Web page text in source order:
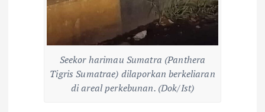
Seekor harimau Sumatra (Panthera
Tigris Sumatrae) dilaporkan berkeliaran
di areal perkebunan. (Dok/Ist)